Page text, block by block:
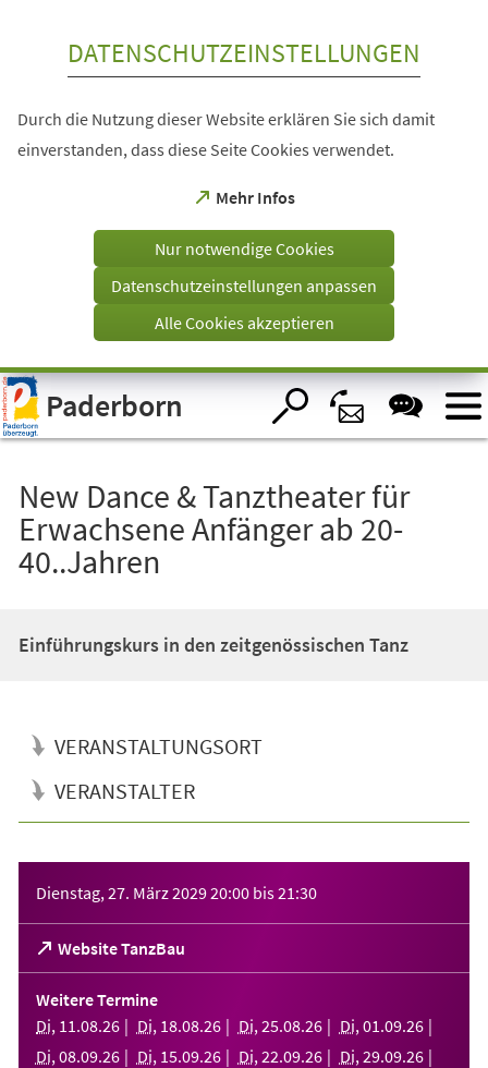
Visuelle
Assistenzsoftware
öffnen.
DATENSCHUTZEINSTELLUNGEN
Durch die Nutzung dieser Website erklären Sie sich damit
einverstanden, dass diese Seite Cookies verwendet.
Mehr Infos
(Öffnet
einem
Tab)
Nur notwendige Cookies
Datenschutzeinstellungen anpassen
Alle Cookies akzeptieren
Paderborn
New Dance & Tanztheater für
Erwachsene Anfänger ab 20-
40..Jahren
Einführungskurs in den zeitgenössischen Tanz
VERANSTALTUNGSORT
VERANSTALTER
Dienstag, 27. März 202920:00 bis21:30
Website TanzBau
(Öffnet
in
einem
neuen
Tab)
Weitere Termine
Di, 11 .08.26 Di, 18.08.26 Di, 25.08.26 Di, 01 .09.26
Di, 08.09.26 Di, 15.09.26 Di, 22.09.26 Di, 29.09.26